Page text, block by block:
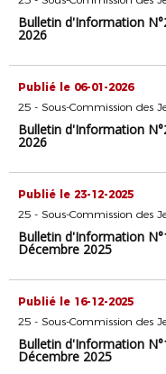
Bulletin d'Information
2026
Publié le 06-01-2026
25 - Sous-Commission des
Bulletin d'Information
2026
Publié le 23-12-2025
25 - Sous-Commission des
Bulletin d'Information
Décembre 2025
Publié le 16-12-2025
25 - Sous-Commission des
Bulletin d'Information
Décembre 2025